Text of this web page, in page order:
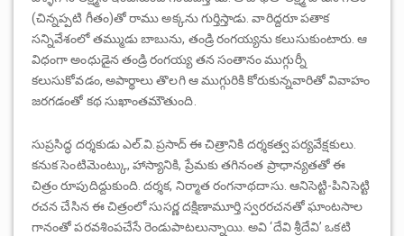
(చిన్నప్పటి గీతం)తో రాము అక్కను గుర్తిస్తాడు. వారిద్దరూ పతాక
సన్నివేశంలో తమ్ముడు బాబును, తండ్రి రంగయ్యను కలుసుకుంటారు. ఆ
విధంగా అంధుడైన తండ్రి రంగయ్య తన సంతానం ముగ్గుర్నీ
కలుసుకోవడం, అపార్థాలు తొలగి ఆ ముగ్గురికి కోరుకున్నవారితో వివాహం
జరగడంతో కథ సుఖాంతమౌతుంది.
సుప్రసిద్ధ దర్శకుడు ఎల్.వి.ప్రసాద్ ఈ చిత్రానికి దర్శకత్వ పర్యవేక్షకులు.
కనుక సెంటిమెంట్కు, హాస్యానికి, ప్రేమకు తగినంత ప్రాధాన్యతతో ఈ
చిత్రం రూపుదిద్దుకుంది. దర్శక, నిర్మాత రంగనాథదాసు. ఆనిసెట్టి-పినిసెట్టి
రచన చేసిన ఈ చిత్రంలో సుసర్ణ దక్షిణామూర్తి స్వరరచనతో ఘాంటసాల
గానంతో పరవశింపచేసే రెండుపాటలున్నాయి. అవి ‘దేవి శ్రీదేవి’ ఒకటి